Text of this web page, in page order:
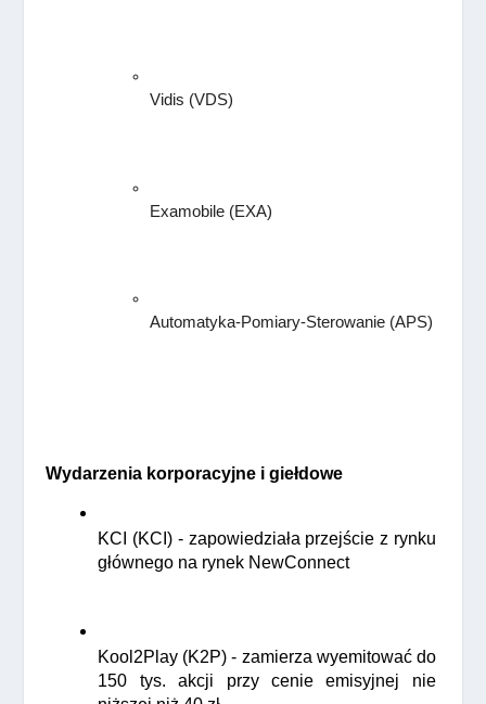
Vidis (VDS)
Examobile (EXA)
Automatyka-Pomiary-Sterowanie (APS)
Wydarzenia korporacyjne i giełdowe
KCI (KCI) - zapowiedziała przejście z rynku
głównego na rynek NewConnect
Kool2Play (K2P) - zamierza wyemitować do
150 tys. akcji przy cenie emisyjnej nie